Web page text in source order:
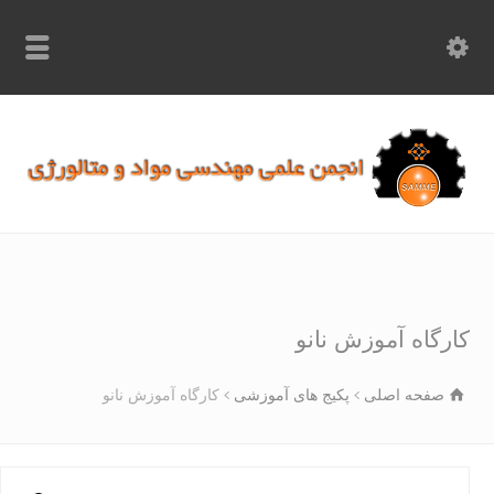
آموزش نانو
صفحه اصلی پکیج های آموزشی کارگاه آموزش نانو